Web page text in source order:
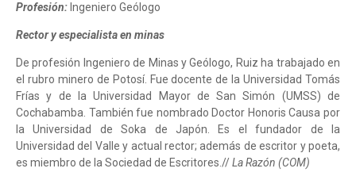
Profesión: Ingeniero Geólogo
Rector y especialista en minas
De profesión Ingeniero de Minas y Geólogo, Ruiz ha trabajado en
el rubro minero de Potosí. Fue docente de la Universidad Tomás
Frías y de la Universidad Mayor de San Simón (UMSS) de
Cochabamba. También fue nombrado Doctor Honoris Causa por
la Universidad de Soka de Japón. Es el fundador de la
Universidad del Valle y actual rector; además de escritor y poeta,
es miembro de la Sociedad de Escritores.//La Razón (COM)